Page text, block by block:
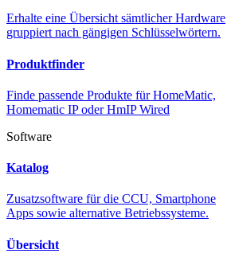
Erhalte eine Übersicht sämtlicher Hardware
gruppiert nach gängigen Schlüsselwörtern.
Produktfinder
Finde passende Produkte für HomeMatic,
Homematic IP oder HmIP Wired
Software
Katalog
Zusatzsoftware für die CCU, Smartphone
Apps sowie alternative Betriebssysteme.
Übersicht